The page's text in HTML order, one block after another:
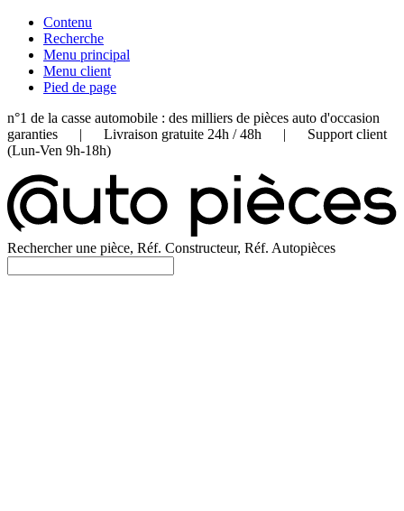
Contenu
Recherche
Menu principal
Menu client
Pied de page
n°1 de la casse automobile : des milliers de pièces auto d'occasion
garanties | Livraison gratuite 24h / 48h | Support client
(Lun-Ven 9h-18h)
Rechercher une pièce, Réf. Constructeur, Réf. Autopièces